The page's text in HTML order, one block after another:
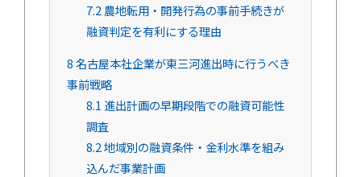
7.2農地転用・開発行為の事前手続きが
融資判定を有利にする理由
8名古屋本社企業が東三河進出時に行うべき
事前戦略
8.1 進出計画の早期段階での融資可能性
調査
8.2地域別の融資条件・金利水準を組み
込んだ事業計画